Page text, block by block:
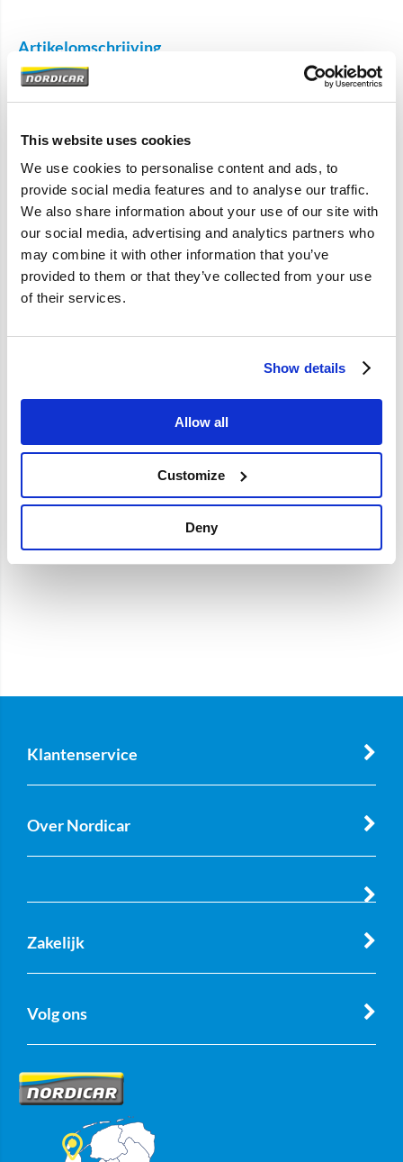
This website uses cookies
We use cookies to personalise content and ads, to
provide social media features and to analyse our traffic.
We also share information about your use of our site with
our social media, advertising and analytics partners who
may combine it with other information that you’ve
provided to them or that they’ve collected from your use
of their services.
Show details
Allow all
Customize
Deny
Artikelomschrijving
S80 2007-
V70 2008-
S60 2011-2018
V60 -2018
S60 Cross Country
V60 Cross Country
D5204Tx D5244Tx
Referentie nummers: 31251838, 31258145
Artikelcode 31330379
Klantenservice
Over Nordicar
Zakelijk
Volg ons